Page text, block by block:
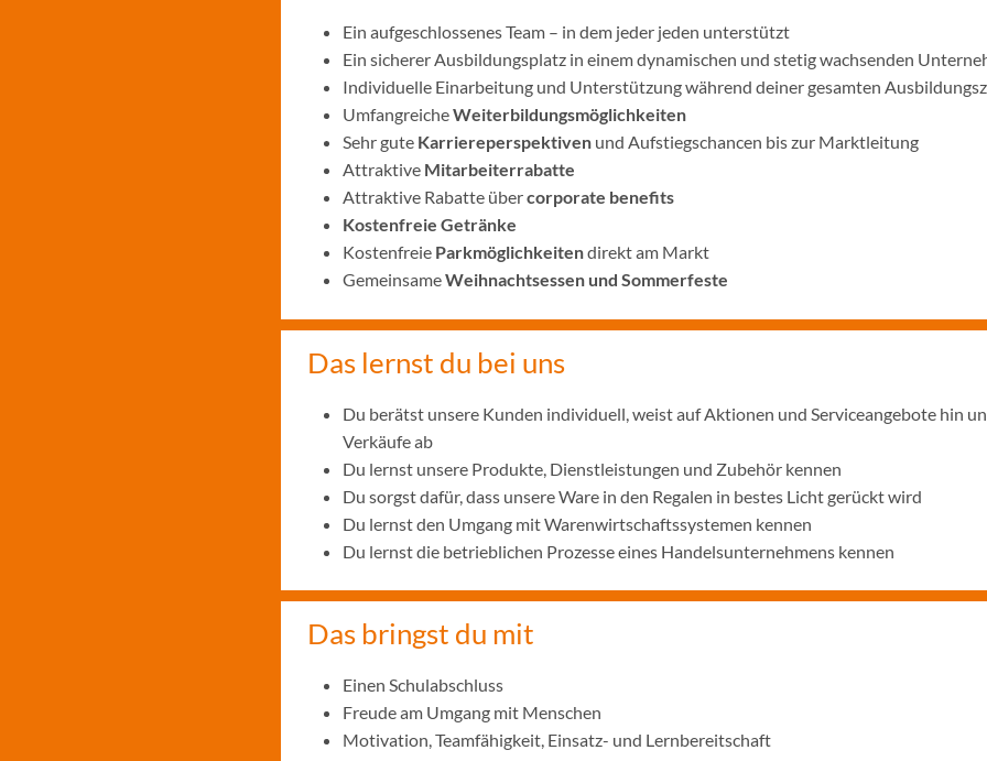
Ein aufgeschlossenes Team – in dem jeder jeden unterstützt
Ein sicherer Ausbildungsplatz in einem dynamischen und stetig wachsenden
Individuelle Einarbeitung und Unterstützung während deiner gesamten
UmfangreicheWeiterbildungsmöglichkeiten
Sehr gute Karriereperspektiven und Aufstiegschancen bis zur Marktleitung
Attraktive Mitarbeiterrabatte
Attraktive Rabatte übercorporate benefits
Kostenfreie Getränke
Kostenfreie Parkmöglichkeitendirekt am Markt
GemeinsameWeihnachtsessen und Sommerfeste
Das lernst du bei uns
Du berätst unsere Kunden individuell, weist auf Aktionen und Serviceangebote hin
Verkäufe ab
Du lernst unsere Produkte, Dienstleistungen und Zubehör kennen
Du sorgst dafür, dass unsere Ware in den Regalen in bestes Licht gerückt wird
Du lernst den Umgang mit Warenwirtschaftssystemen kennen
Du lernst die betrieblichen Prozesse eines Handelsunternehmens kennen
Das bringst du mit
Einen Schulabschluss
Freude am Umgang mit Menschen
Motivation, Teamfähigkeit, Einsatz- und Lernbereitschaft